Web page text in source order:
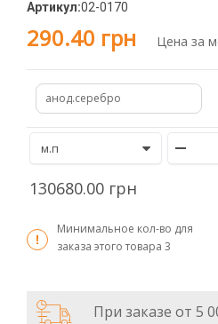
Артикул:02-0170
290.40 грн Цена за
анод.серебро
130680.00 грн
Минимальное кол-во для
заказа этого товара 3
При заказе от 5